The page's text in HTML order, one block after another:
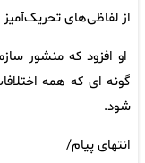
از لفاظی‌های
او افزود که منشور
گونه ای که همه
شود.
انتهای پیام/